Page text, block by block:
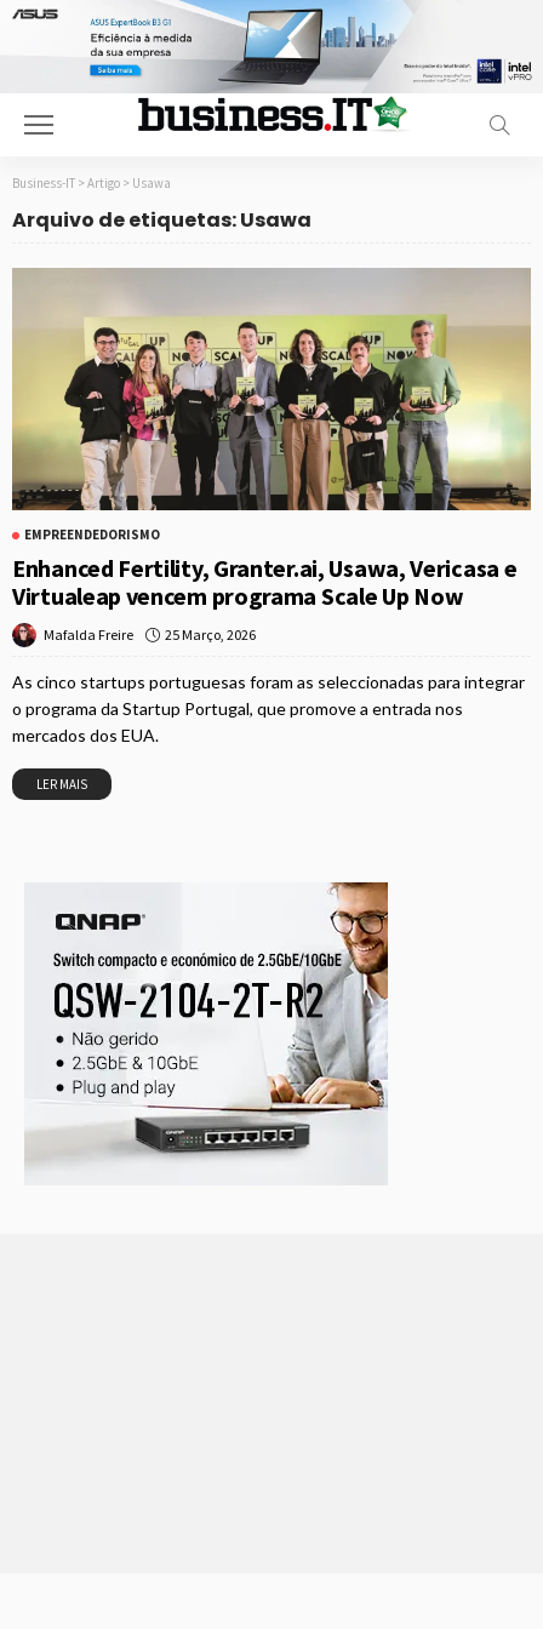
Business-IT > Artigo > Usawa
Arquivo de etiquetas: Usawa
EMPREENDEDORISMO
Enhanced Fertility, Granter.ai, Usawa, Vericasa e
Virtualeap vencem programa Scale Up Now
Mafalda Freire 25 Março, 2026
As cinco startups portuguesas foram as seleccionadas para integrar
o programa da Startup Portugal, que promove a entrada nos
mercados dos EUA.
LER MAIS